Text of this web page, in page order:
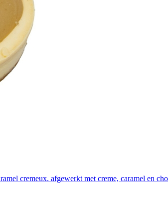
cremeux. afgewerkt met creme, caramel en